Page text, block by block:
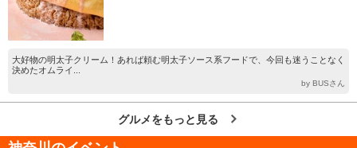
大好物の明太子クリーム！あれば頼む明太子ソース系フードで、今回も迷うことなく
決めたオムライ...
by BUSさん
グルメをもっと見る